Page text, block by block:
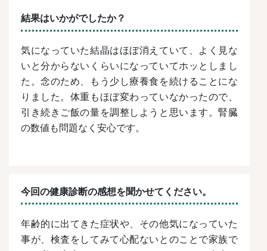
結果はいかがでしたか？
気になっていた結晶はほぼ消えていて、よく見な
いと分からないくらいになっていてホッとしまし
た。念のため、もう少し療養食を続けることにな
りました。体重もほぼ変わっていなかったので、
引き続きご飯の量を調整しようと思います。腎臓
の数値も問題なく安心です。
今回の健康診断の感想を聞かせてください。
年齢的に出てきた症状や、その他気になっていた
事が、検査をしてみて心配ないとのことで家族で